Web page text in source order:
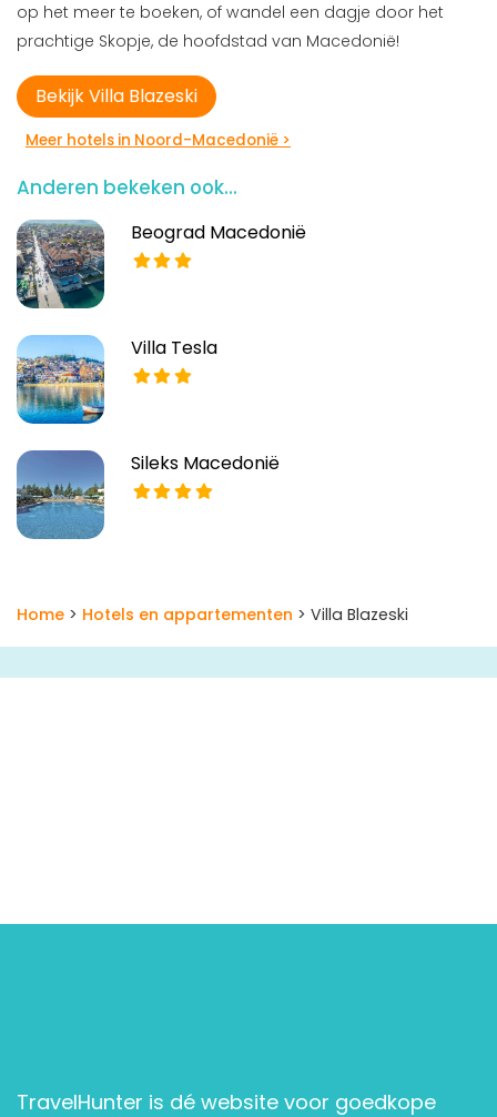
op het meer te boeken, of wandel een dagje door het
prachtige Skopje, de hoofdstad van Macedonië!
Bekijk Villa Blazeski
Meer hotels in Noord-Macedonië >
Anderen bekeken ook...
Beograd Macedonië
Villa Tesla
Sileks Macedonië
Home > Hotels en appartementen > Villa Blazeski
TravelHunter is dé website voor goedkope